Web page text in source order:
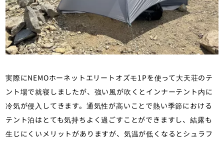
実際にNEMOホーネットエリートオズモ1Pを使って大天荘のテ
ント場で就寝しましたが、強い風が吹くとインナーテント内に
冷気が侵入してきます。通気性が高いことで熱い季節における
テント泊はとても気持ちよく過ごすことができますし、結露も
生じにくいメリットがありますが、気温が低くなるとシュラフ